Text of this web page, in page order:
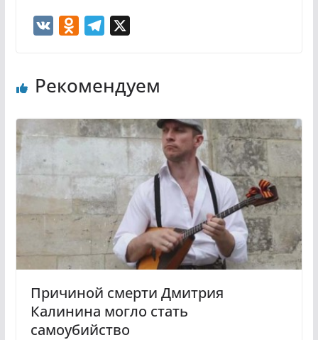
o
l
a
n
i
k
e
r
m
Рекомендуем
Причиной смерти Дмитрия
Калинина могло стать
самоубийство